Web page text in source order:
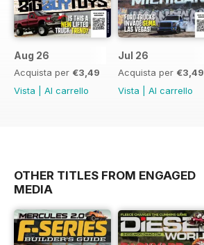
Aug 26
Acquista per €3,49
Vista
Al carrello
Jul 26
Acquista per €3,49
Vista
Al carrello
OTHER TITLES FROM ENGAGED
MEDIA